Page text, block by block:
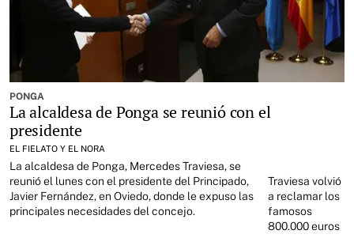
PONGA
La alcaldesa de Ponga se reunió con el
presidente
EL FIELATO Y EL NORA
La alcaldesa de Ponga, Mercedes Traviesa, se
reunió el lunes con el presidente del Principado,
Javier Fernández, en Oviedo, donde le expuso las
principales necesidades del concejo.
Traviesa volvió
a reclamar los
famosos
800.000 euros